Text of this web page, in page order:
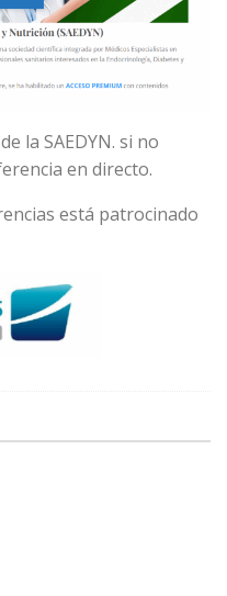
la SAEDYN. si no
en directo.
está patrocinado